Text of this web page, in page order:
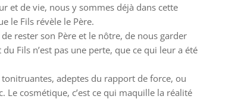
et de vie, nous y sommes déjà dans cette
le Fils révèle le Père.
rester son Père et le nôtre, de nous garder
Fils n’est pas une perte, que ce qui leur a été
adeptes du rapport de force, ou
cosmétique, c’est ce qui maquille la réalité